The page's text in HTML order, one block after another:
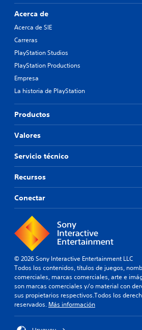
Acerca de
Acerca de SIE
Carreras
PlayStation Studios
PlayStation Productions
Empresa
La historia de PlayStation
Productos
Valores
Servicio técnico
Recursos
Conectar
© 2026 Sony Interactive Entertainment LLC
Todos los contenidos, títulos de juegos,
comerciales, marcas comerciales, arte e
son marcas comerciales y/o material con
sus propietarios respectivos.Todos los
reservados. Más información